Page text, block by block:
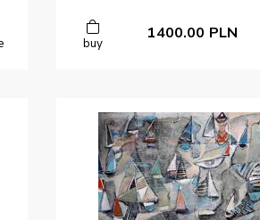
buy
1400.00 PLN